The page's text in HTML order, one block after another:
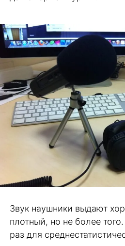
Звук наушники выдают
плотный, но не более
раз для